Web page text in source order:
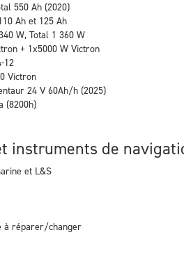
550 Ah (2020)
Ah et 125 Ah
W, Total 1 360 W
+ 1x5000 W Victron
12
Victron
24 V 60Ah/h (2025)
(8200h)
instruments de
et L&S
à réparer/changer